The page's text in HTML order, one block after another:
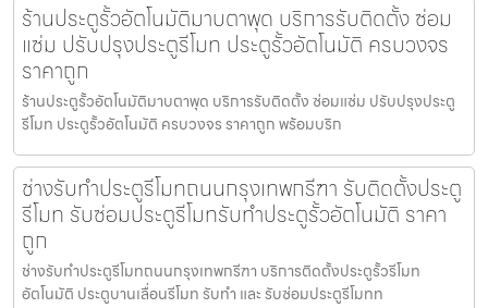
ร้านประตูรั้วอัตโนมัติมาบตาพุด บริการรับติดตั้ง ซ่อม
แซ่ม ปรับปรุงประตูรีโมท ประตูรั้วอัตโนมัติ ครบวงจร
ราคาถูก
ร้านประตูรั้วอัตโนมัติมาบตาพุด บริการรับติดตั้ง ซ่อมแซ่ม ปรับปรุงประตู
รีโมท ประตูรั้วอัตโนมัติ ครบวงจร ราคาถูก พร้อมบริก
ช่างรับทำประตูรีโมทถนนกรุงเทพกรีฑา รับติดตั้งประตู
รีโมท รับซ่อมประตูรีโมทรับทำประตูรั้วอัตโนมัติ ราคา
ถูก
ช่างรับทำประตูรีโมทถนนกรุงเทพกรีฑา บริการติดตั้งประตูรั้วรีโมท
อัตโนมัติ ประตูบานเลื่อนรีโมท รับทำ และ รับซ่อมประตูรีโมทท